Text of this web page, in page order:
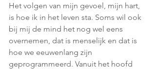
Het volgen van mijn gevoel, mijn hart,
is hoe ik in het leven sta. Soms wil ook
bij mij de mind het nog wel eens
overnemen, dat is menselijk en dat is
hoe we eeuwenlang zijn
geprogrammeerd. Vanuit het hoofd